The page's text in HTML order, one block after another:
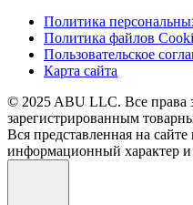
Политика
Политика файлов
Пользовательское
Карта сайта
© 2025 ABU LLC. Все права
зарегистрированным
Вся представленная на
информационный характер и